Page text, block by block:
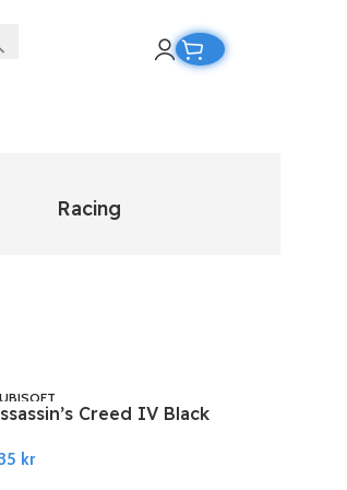
Racing
UBISOFT
Creed IV Black
DLC Ubisoft PC
kr